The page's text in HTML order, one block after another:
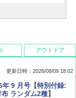
更新日時：2026/08/09 18:02
9 月号【特別付録:
ランダム2種】
アウトドア